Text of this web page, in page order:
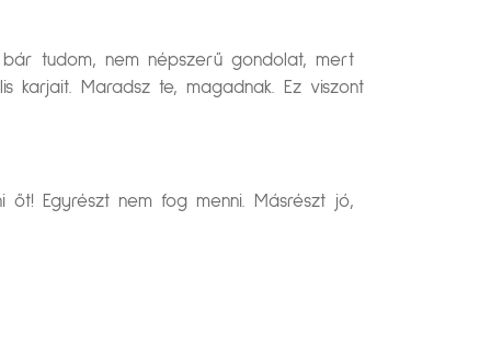
tudom, nem népszerű gondolat, mert
karjait. Maradsz te, magadnak. Ez viszont
Egyrészt nem fog menni. Másrészt jó,